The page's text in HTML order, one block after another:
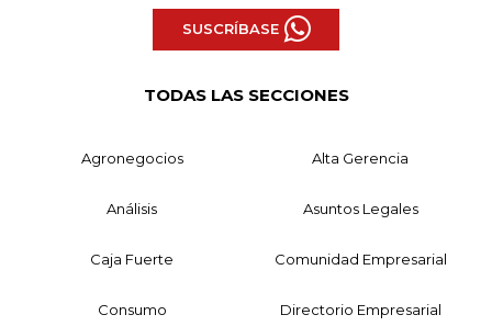
SUSCRÍBASE
TODAS LAS SECCIONES
Agronegocios Alta Gerencia
Análisis Asuntos Legales
Caja Fuerte Comunidad Empresarial
Consumo Directorio Empresarial